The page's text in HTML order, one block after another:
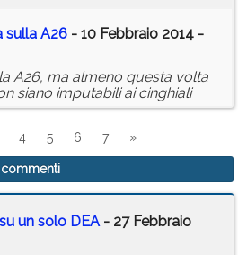
sulla A26 - 10 Febbraio 2014 -
A26, ma almeno questa volta
siano imputabili ai cinghiali
4 5 6 7 »
un solo DEA- 27 Febbraio